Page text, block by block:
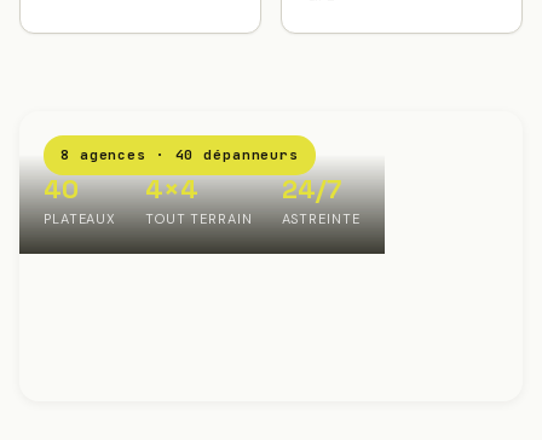
8 agences · 40 dépanneurs
40
PLATEAUX
4×4
TOUT TERRAIN
24/7
ASTREINTE